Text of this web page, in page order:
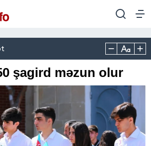
şagird məzun olur